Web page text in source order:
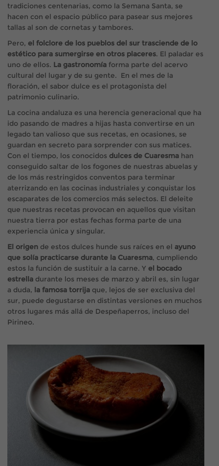
tradiciones centenarias, como la Semana Santa, se
hacen con el espacio público para pasear sus mejores
tallas al son de cornetas y tambores.
Pero, el folclore de los pueblos del sur trasciende de lo
estético para sumergirse en otros placeres. El paladar es
uno de ellos. La gastronomía forma parte del acervo
cultural del lugar y de su gente. En el mes de la
floración, el sabor dulce es el protagonista del
patrimonio culinario.
La cocina andaluza es una herencia generacional que ha
ido pasando de madres a hijas hasta convertirse en un
legado tan valioso que sus recetas, en ocasiones, se
guardan en secreto para sorprender con sus matices.
Con el tiempo, los conocidos dulces de Cuaresma han
conseguido saltar de los fogones de nuestras abuelas y
de los más restringidos conventos para terminar
aterrizando en las cocinas industriales y conquistar los
escaparates de los comercios más selectos. El deleite
que nuestras recetas provocan en aquellos que visitan
nuestra tierra por estas fechas forma parte de una
experiencia única y singular.
El origen de estos dulces hunde sus raíces en el ayuno
que solía practicarse durante la Cuaresma, cumpliendo
estos la función de sustituir a la carne. Y el bocado
estrella durante los meses de marzo y abril es, sin lugar
a duda, la famosa torrija que, lejos de ser exclusiva del
sur, puede degustarse en distintas versiones en muchos
otros lugares más allá de Despeñaperros, incluso del
Pirineo.